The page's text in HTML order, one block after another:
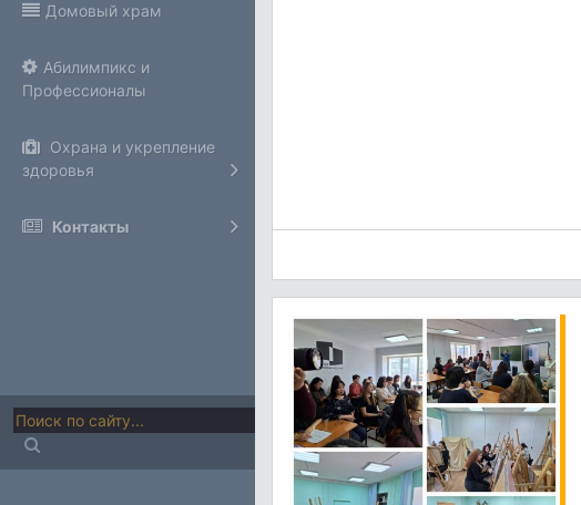
Домовый храм
Абилимпикс и
Профессионалы
Охрана и укрепление
здоровья
Контакты